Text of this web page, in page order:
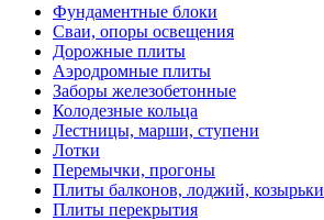
Фундаментные блоки
Сваи, опоры освещения
Дорожные плиты
Аэродромные плиты
Заборы железобетонные
Колодезные кольца
Лестницы, марши, ступени
Лотки
Перемычки, прогоны
Плиты балконов, лоджий, козырьки
Плиты перекрытия